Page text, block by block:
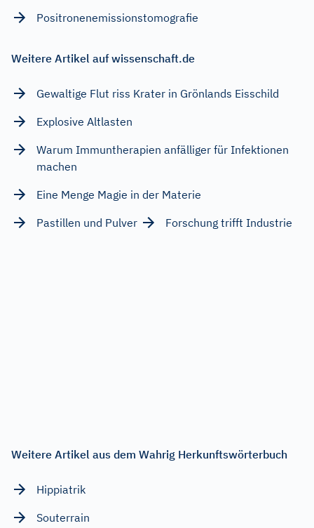
Positronenemissionstomografie
Weitere Artikel auf wissenschaft.de
Gewaltige Flut riss Krater in Grönlands Eisschild
Explosive Altlasten
Warum Immuntherapien anfälliger für Infektionen
machen
Eine Menge Magie in der Materie
Pastillen und Pulver
Forschung trifft Industrie
Weitere Artikel aus dem Wahrig Herkunftswörterbuch
Hippiatrik
Souterrain